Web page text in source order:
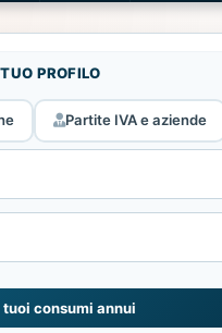
PROFILO
Partite IVA e aziende
tuoi consumi annui